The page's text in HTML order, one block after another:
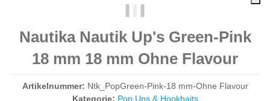
Nautika Nautik Up's Green-Pink
18 mm 18 mm Ohne Flavour
Artikelnummer: Ntk_PopGreen-Pink-18 mm-Ohne Flavour
Kategorie: Pop Ups & Hookbaits